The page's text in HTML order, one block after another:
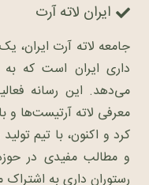
ایران لاته آرت
جامعه لاته آرت ایران،
داری ایران است که
معرفی لاته آرتیست‌ها و
کرد و اکنون، با تیم
و مطالب مفیدی در
رستوران داری به اشتراک